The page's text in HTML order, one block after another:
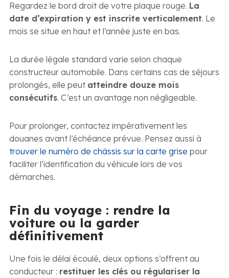
Regardez le bord droit de votre plaque rouge. La
date d’expiration y est inscrite verticalement. Le
mois se situe en haut et l’année juste en bas.
La durée légale standard varie selon chaque
constructeur automobile. Dans certains cas de séjours
prolongés, elle peut atteindre douze mois
consécutifs. C’est un avantage non négligeable.
Pour prolonger, contactez impérativement les
douanes avant l’échéance prévue. Pensez aussi à
trouver le numéro de châssis sur la carte grise pour
faciliter l’identification du véhicule lors de vos
démarches.
Fin du voyage : rendre la
voiture ou la garder
définitivement
Une fois le délai écoulé, deux options s’offrent au
conducteur : restituer les clés ou régulariser la